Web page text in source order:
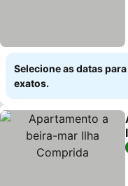
Selecione as datas
exatos.